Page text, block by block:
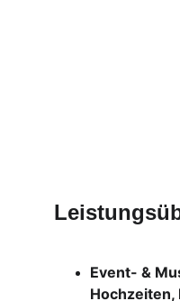
Event- &
Hochzeiten,